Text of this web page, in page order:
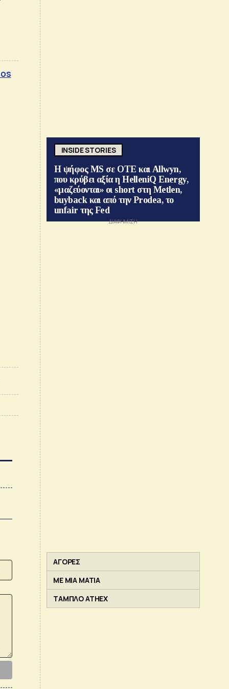
INSIDE STORIES
Η ψήφος MS σε ΟΤΕ και Allwyn,
που κρύβει αξία η HelleniQ Energy,
«μαζεύονται» οι short στη Metlen,
buyback και από την Prodea, το
unfair της Fed
ΑΓΟΡΕΣ
ΜΕ ΜΙΑ ΜΑΤΙΑ
ΤΑΜΠΛΟ ATHEX